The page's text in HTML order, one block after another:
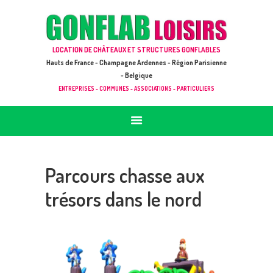
LOCATION DE CHÂTEAUX ET STRUCTURES GONFLABLES
Hauts de France - Champagne Ardennes - Région Parisienne
- Belgique
ENTREPRISES - COMMUNES - ASSOCIATIONS - PARTICULIERS
GONFLAB LOISIRS
ACCUEIL
JEUX À LOUER & PRESTATIONS
CATALOGUE / TARIF
DEMANDE DE DEVIS (SOUS 24H)
Parcours chasse aux
trésors dans le nord